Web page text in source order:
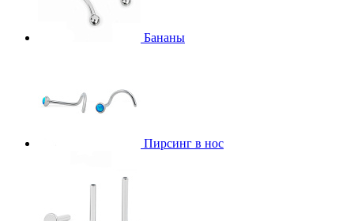
Бананы
Пирсинг в нос